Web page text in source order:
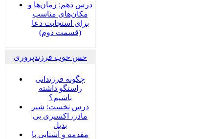
درس دهم: زمان‌ها و
مکان‌های مناسب
برای استجابت دعا
(قسمت دوم)
حس خوب فرزندپروری
چگونه فرزندانی
راستگو داشته
باشیم؟
درس نخست: شیر
مادر، اکسیری بی
بدیل
مقدمه و آشنایی با